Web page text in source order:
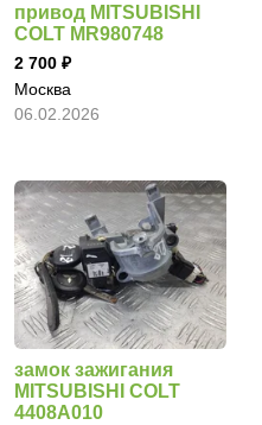
привод MITSUBISHI
COLT MR980748
2 700
Москва
06.02.2026
замок зажигания
MITSUBISHI COLT
4408A010